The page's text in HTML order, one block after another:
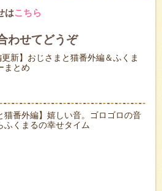
はこちら
わせてどうぞ
更新】おじさまと猫番外編＆ふくま
まとめ
猫番外編】嬉しい音。ゴロゴロの音
ふくまるの幸せタイム